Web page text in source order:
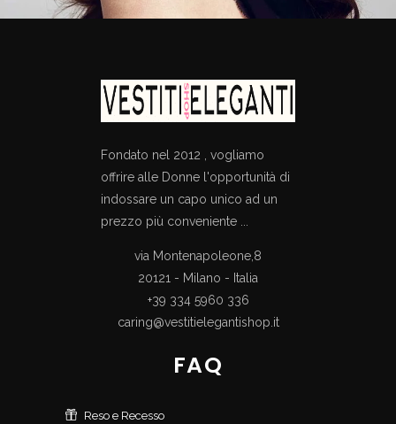
Fondato nel 2012 , vogliamo
offrire alle Donne l'opportunità di
indossare un capo unico ad un
prezzo più conveniente ...
via Montenapoleone,8
20121 - Milano - Italia
+39 334 5960 336
caring@vestitielegantishop.it
FAQ
Reso e Recesso